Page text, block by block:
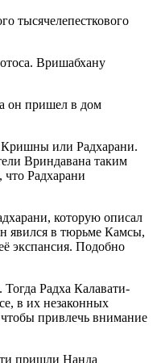
тысячелепесткового
Вришабхану
он пришел в дом
Кришны или Радхарани.
Вриндавана таким
Радхарани
которую описал
явился в тюрьме Камсы,
экспансия. Подобно
Радха Калавати-
в их незаконных
привлечь внимание
пришли Нанда